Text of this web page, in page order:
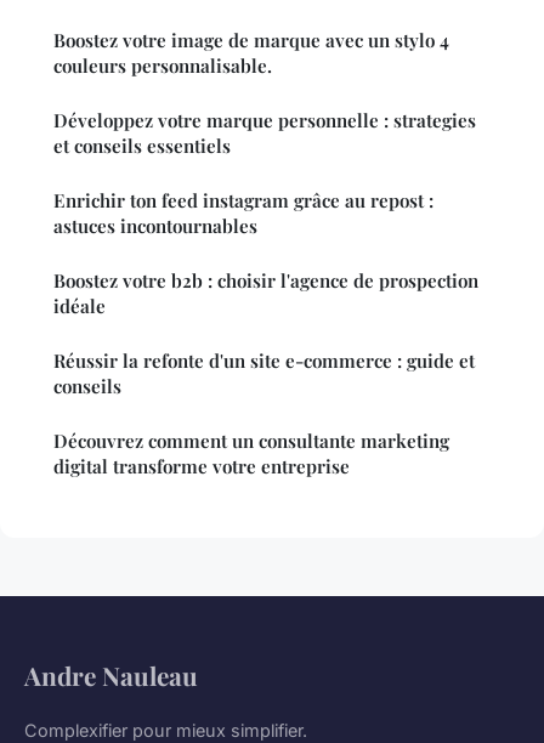
Boostez votre image de marque avec un stylo 4
couleurs personnalisable.
Développez votre marque personnelle : strategies
et conseils essentiels
Enrichir ton feed instagram grâce au repost :
astuces incontournables
Boostez votre b2b : choisir l'agence de prospection
idéale
Réussir la refonte d'un site e-commerce : guide et
conseils
Découvrez comment un consultante marketing
digital transforme votre entreprise
Andre Nauleau
Complexifier pour mieux simplifier.